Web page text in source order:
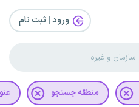
ورود | ثبت‌ نام
منطقه جستجو